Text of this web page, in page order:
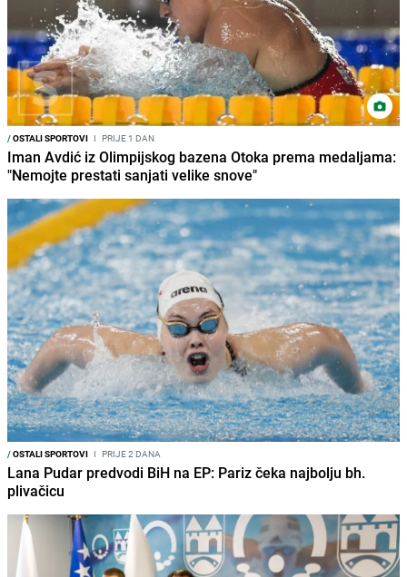
/OSTALI SPORTOVI I PRIJE 1 DAN
Iman Avdić iz Olimpijskog bazena Otoka prema medaljama:
"Nemojte prestati sanjati velike snove"
/OSTALI SPORTOVI I PRIJE 2 DANA
Lana Pudar predvodi BiH na EP: Pariz čeka najbolju bh.
plivačicu